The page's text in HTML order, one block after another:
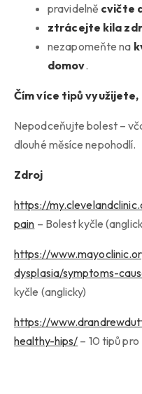
pravidelně cvičte
ztrácejte kila
nezapomeňte na
domov.
Čím více tipů
Nepodceňujte bolest –
dlouhé měsíce nepohodlí.
Zdroj
https://
pain – Bolest kyčle
https://
dysplasia/symptoms-
kyčle (anglicky)
https://
healthy-hips/ – 10 tipů